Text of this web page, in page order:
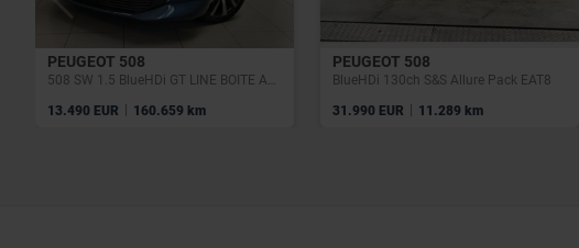
PEUGEOT 508
508 SW 1.5 BlueHDi GT LINE BOITE AUTO,SEMI-CUIR,GPS,TOIT PANORAMIQUE,CAMERA,GARANTIE 1 AN
13.490 EUR | 160.659 km
PEUGEOT 508
BlueHDi 130ch S&S Allure Pack EAT8
31.990 EUR | 11.289 km